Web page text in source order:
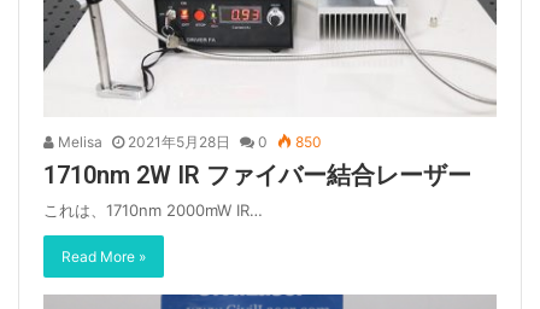
Melisa 2021年5月28日 0 850
1710nm 2W IR ファイバー結合レーザー
これは、1710nm 2000mW IR…
Read More »